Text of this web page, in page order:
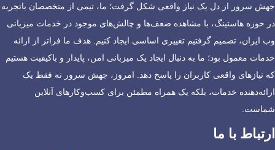
جهش سرور از دل یک نیاز واقعی شکل گرفت؛ ما، تیمی از متخصصان باتجربه
در حوزه هاستینگ، با مشاهده ضعف‌ها و چالش‌های موجود در خدمات میزبانی
وب ایران، تصمیم گرفتیم تغییری اساسی ایجاد کنیم. هدف ما فراتر از ارائه
خدمات معمول بود؛ ما به دنبال ایجاد یک میزبانی امن، پایدار و باکیفیت هستیم
که نیازهای واقعی کاربران را پاسخ دهد. امروز، جهش سرور نه فقط یک
ارائه‌دهنده خدمات، بلکه یک همراه مطمئن برای کسب‌وکارهای آنلاین
شماست.
ارتباط با ما